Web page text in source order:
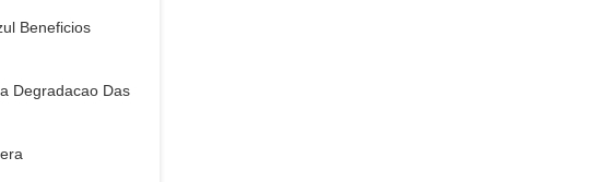
Beneficios
Degradacao Das